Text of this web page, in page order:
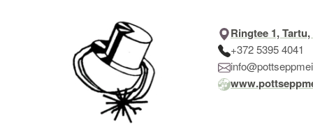
Ringtee 1,
+372 5395 4041